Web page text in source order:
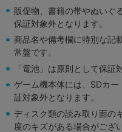
販促物、書籍の帯やぬいぐ
保証対象外となります。
商品名や備考欄に特別な記
常盤です。
「電池」は原則として保証
ゲーム機本体には、SDカ
証対象外となります。
ディスク類の読み取り面の
度のキズがある場合がござ